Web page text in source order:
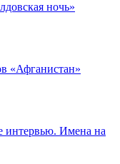
ночь»
«Афганистан»
интервью. Имена на